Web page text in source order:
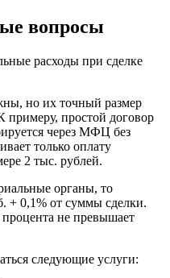
вопросы
расходы при сделке
но их точный размер
примеру, простой договор
через МФЦ без
только оплату
2 тыс. рублей.
органы, то
+ 0,1% от суммы сделки.
не превышает
следующие услуги: